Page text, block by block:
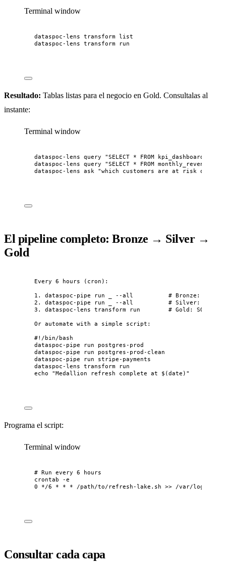
Terminal window
dataspoc-lens transform list
dataspoc-lens transform run
Resultado: Tablas listas para el negocio en Gold. Consultalas al
instante:
Terminal window
dataspoc-lens query "SELECT * FROM kpi_dashboard
dataspoc-lens query "SELECT * FROM monthly_revenue
dataspoc-lens ask "which customers are at risk of
El pipeline completo: Bronze → Silver →
Gold
Every 6 hours (cron):
1. dataspoc-pipe run _ --all          # Bronze: ingest
2. dataspoc-pipe run _ --all          # Silver: ingest
3. dataspoc-lens transform run        # Gold: SQL
Or automate with a simple script:
#!/bin/bash
dataspoc-pipe run postgres-prod
dataspoc-pipe run postgres-prod-clean
dataspoc-pipe run stripe-payments
dataspoc-lens transform run
echo "Medallion refresh complete at $(date)"
Programa el script:
Terminal window
# Run every 6 hours
crontab
-e
0
*/6 * * * /path/to/refresh-lake.sh >> /var/log/
Consultar cada capa